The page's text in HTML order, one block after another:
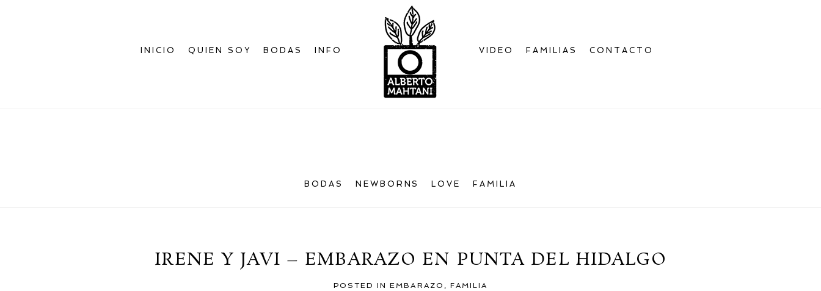
INICIO QUIEN SOY BODAS INFO VIDEO FAMILIAS CONTACTO
BODAS NEWBORNS LOVE FAMILIA
IRENE Y JAVI – EMBARAZO EN PUNTA DEL HIDALGO
POSTED INEMBARAZO , FAMILIA